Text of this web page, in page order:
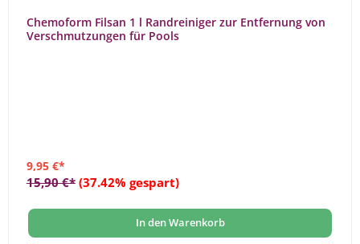
Chemoform Filsan 1 l Randreiniger zur Entfernung von
Verschmutzungen für Pools
9,95 €*
15,90 €* (37.42% gespart)
In den Warenkorb